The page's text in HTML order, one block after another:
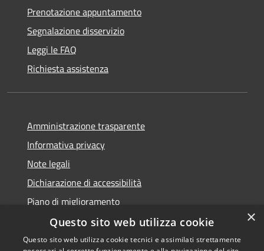
Prenotazione appuntamento
Segnalazione disservizio
Leggi le FAQ
Richiesta assistenza
Amministrazione trasparente
Informativa privacy
Note legali
Dichiarazione di accessibilità
Piano di miglioramento
×
Questo sito web utilizza cookie
Questo sito web utilizza cookie tecnici e assimilati strettamente